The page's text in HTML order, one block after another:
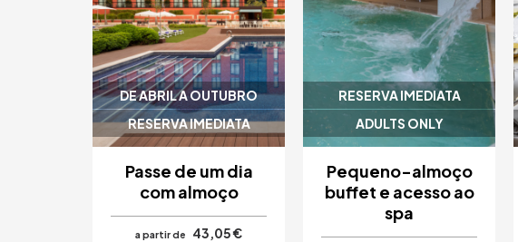
DE ABRIL A OUTUBRO
RESERVA IMEDIATA
Passe de um dia
com almoço
a partir de 43,05 €
RESERVA IMEDIATA
ADULTS ONLY
Pequeno-almoço
buffet e acesso ao
spa